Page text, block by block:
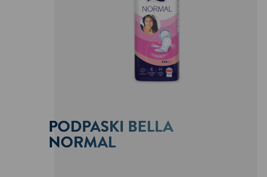
PODPASKI BELLA
NORMAL